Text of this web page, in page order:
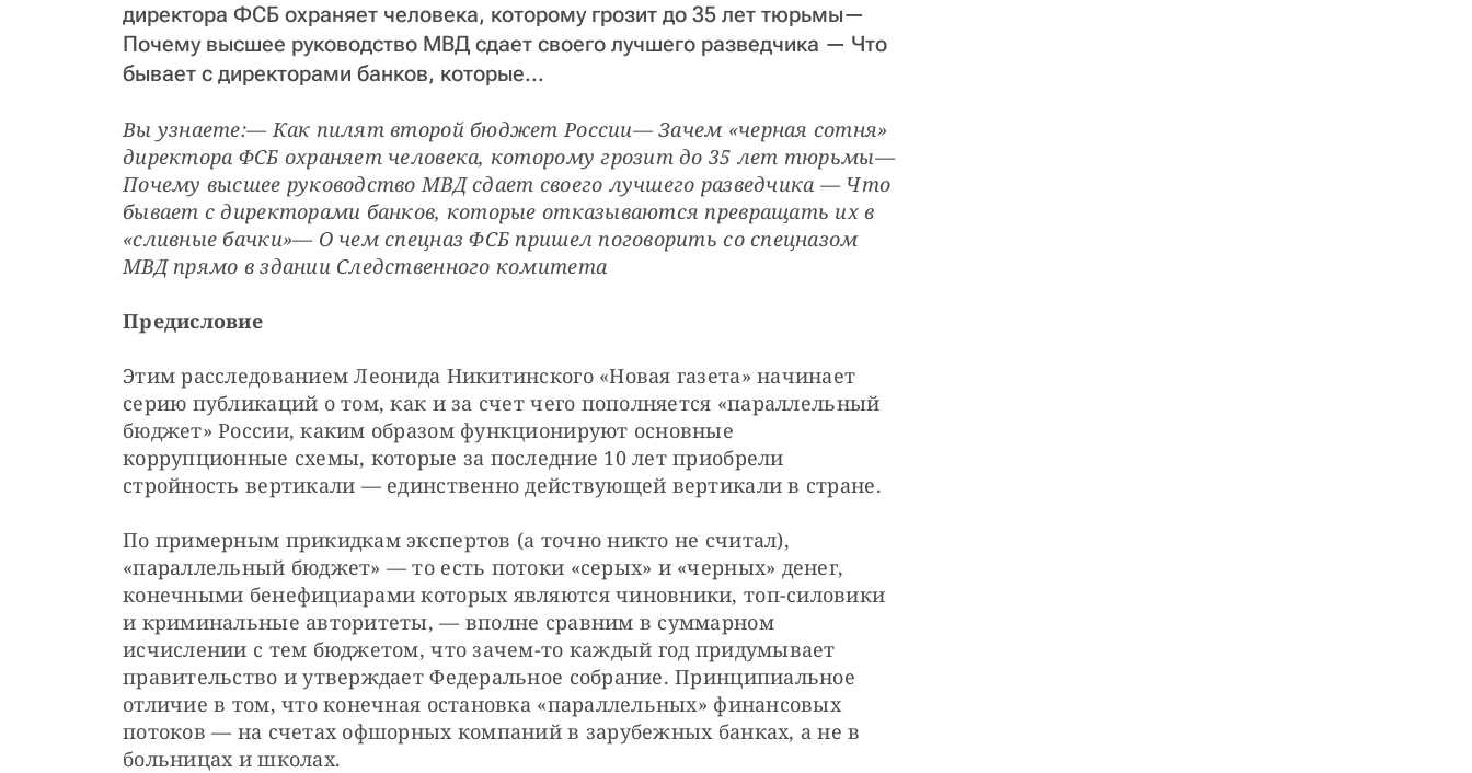
директора ФСБ охраняет человека, которому грозит до 35 лет тюрьмы—
Почему высшее руководство МВД сдает своего лучшего разведчика — Что
бывает с директорами банков, которые...
Вы узнаете:— Как пилят второй бюджет России— Зачем «черная сотня»
директора ФСБ охраняет человека, которому грозит до 35 лет тюрьмы—
Почему высшее руководство МВД сдает своего лучшего разведчика — Что
бывает с директорами банков, которые отказываются превращать их в
«сливные бачки»— О чем спецназ ФСБ пришел поговорить со спецназом
МВД прямо в здании Следственного комитета
Предисловие
Этим расследованием Леонида Никитинского «Новая газета» начинает
серию публикаций о том, как и за счет чего пополняется «параллельный
бюджет» России, каким образом функционируют основные
коррупционные схемы, которые за последние 10 лет приобрели
стройность вертикали — единственно действующей вертикали в стране.
По примерным прикидкам экспертов (а точно никто не считал),
«параллельный бюджет» — то есть потоки «серых» и «черных» денег,
конечными бенефициарами которых являются чиновники, топ-силовики
и криминальные авторитеты, — вполне сравним в суммарном
исчислении с тем бюджетом, что зачем-то каждый год придумывает
правительство и утверждает Федеральное собрание. Принципиальное
отличие в том, что конечная остановка «параллельных» финансовых
потоков — на счетах офшорных компаний в зарубежных банках, а не в
больницах и школах.